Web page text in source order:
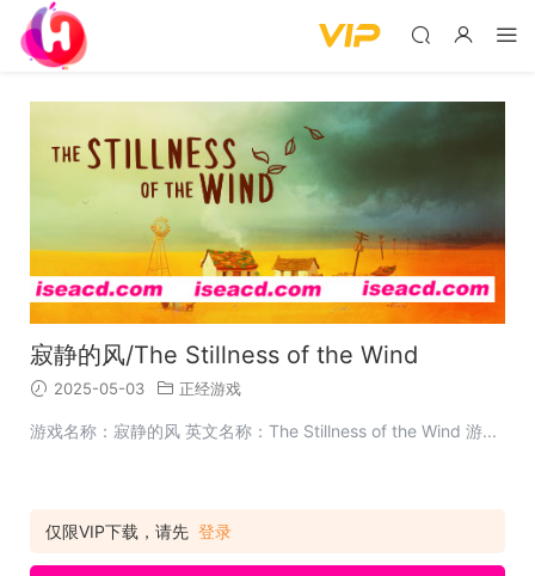
寂静的风/The Stillness of the Wind
2025-05-03 正经游戏
游戏名称：寂静的风 英文名称：The Stillness of the Wind 游...
仅限VIP下载，请先 登录